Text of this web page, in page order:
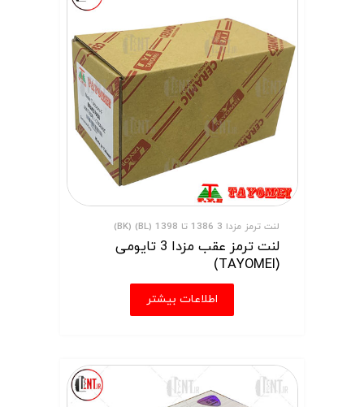
لنت ترمز مزدا 3 1386 تا 1398 (BL) (BK)
لنت ترمز عقب مزدا 3 تایومی
(TAYOMEI)
اطلاعات بیشتر